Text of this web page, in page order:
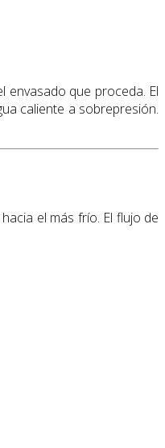
envasado que proceda. El
caliente a sobrepresión.
el más frío. El flujo de